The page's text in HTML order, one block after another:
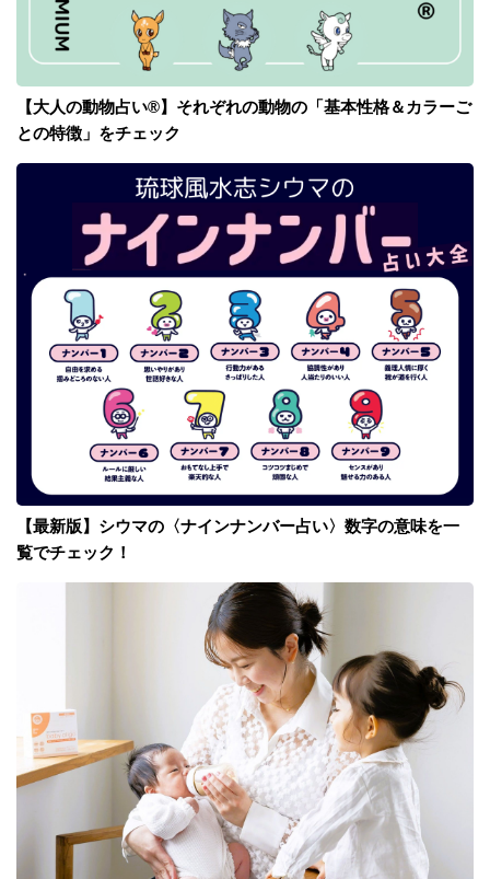
【大人の動物占い®】それぞれの動物の「基本性格＆カラーご
との特徴」をチェック
【最新版】シウマの〈ナインナンバー占い〉数字の意味を一
覧でチェック！